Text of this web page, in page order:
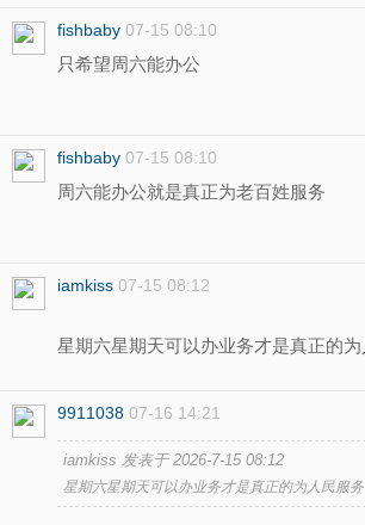
fishbaby 07-15 08:10
只希望周六能办公
fishbaby 07-15 08:10
周六能办公就是真正为老百姓服务
iamkiss 07-15 08:12
星期六星期天可以办业务才是真正的
9911038 07-16 14:21
iamkiss 发表于 2026-7-15 08:12
星期六星期天可以办业务才是真正的为人民服务